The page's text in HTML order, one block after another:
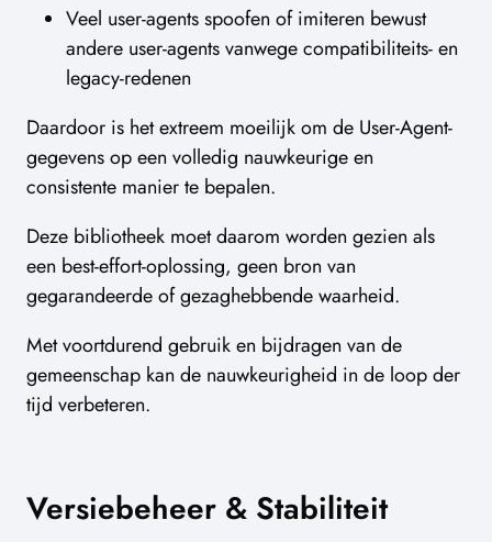
Veel user-agents spoofen of imiteren bewust
andere user-agents vanwege compatibiliteits- en
legacy-redenen
Daardoor is het extreem moeilijk om de User-Agent-
gegevens op een volledig nauwkeurige en
consistente manier te bepalen.
Deze bibliotheek moet daarom worden gezien als
een best-effort-oplossing, geen bron van
gegarandeerde of gezaghebbende waarheid.
Met voortdurend gebruik en bijdragen van de
gemeenschap kan de nauwkeurigheid in de loop der
tijd verbeteren.
Versiebeheer & Stabiliteit